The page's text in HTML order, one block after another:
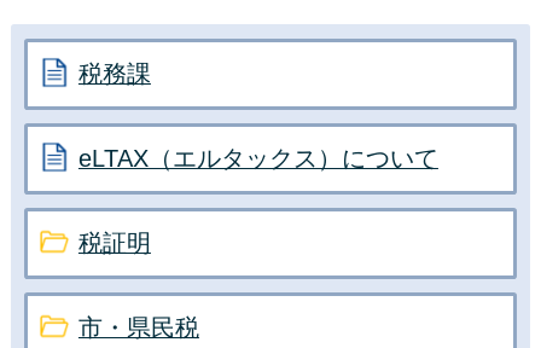
税務課
eLTAX（エルタックス）について
税証明
市・県民税